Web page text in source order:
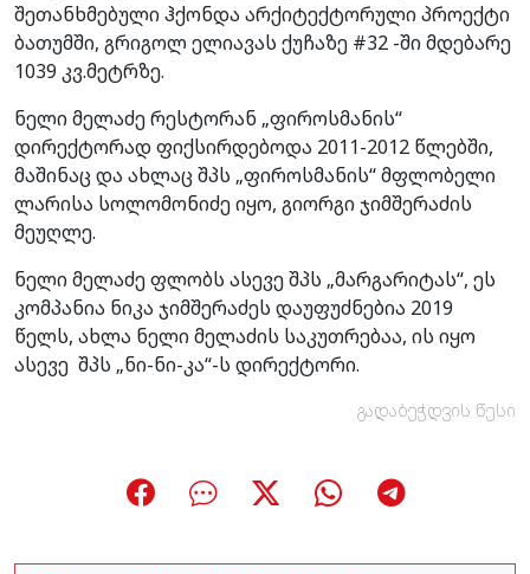
შეთანხმებული ჰქონდა არქიტექტორული პროექტი
ბათუმში, გრიგოლ ელიავას ქუჩაზე #32 -ში მდებარე
1039 კვ.მეტრზე.
ნელი მელაძე რესტორან „ფიროსმანის“
დირექტორად ფიქსირდებოდა 2011-2012 წლებში,
მაშინაც და ახლაც შპს „ფიროსმანის“ მფლობელი
ლარისა სოლომონიძე იყო, გიორგი ჯიმშერაძის
მეუღლე.
ნელი მელაძე ფლობს ასევე შპს „მარგარიტას“, ეს
კომპანია ნიკა ჯიმშერაძეს დაუფუძნებია 2019
წელს, ახლა ნელი მელაძის საკუთრებაა, ის იყო
ასევე შპს „ნი-ნი-კა“-ს დირექტორი.
გადაბეჭდვის წესი